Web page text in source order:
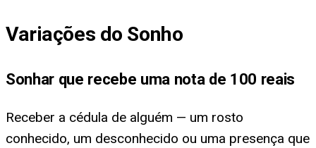
Variações do Sonho
Sonhar que recebe uma nota de 100 reais
Receber a cédula de alguém — um rosto
conhecido, um desconhecido ou uma presença que